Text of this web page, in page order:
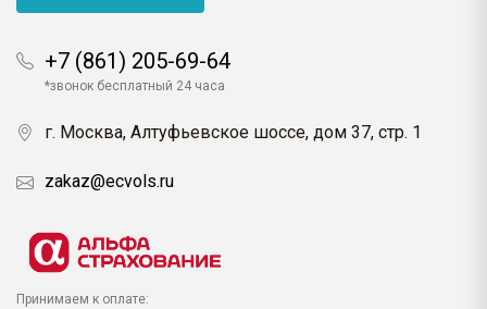
+7 (861) 205-69-64
*звонок бесплатный 24 часа
г. Москва, Алтуфьевское шоссе, дом 37, стр. 1
zakaz@ecvols.ru
Принимаем к оплате: